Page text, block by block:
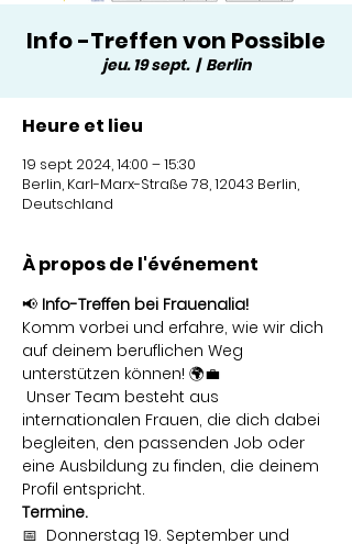
Info -Treffen von Possible
jeu. 19 sept.
  |
Berlin
Heure et lieu
19 sept. 2024, 14:00 – 15:30
Berlin, Karl-Marx-Straße 78, 12043 Berlin,
Deutschland
À propos de l'événement
📢 Info-Treffen bei Frauenalia!
Komm vorbei und erfahre, wie wir dich
auf deinem beruflichen Weg
unterstützen können! 🌍💼
Unser Team besteht aus
internationalen Frauen, die dich dabei
begleiten, den passenden Job oder
eine Ausbildung zu finden, die deinem
Profil entspricht.
Termine.
📅 Donnerstag 19. September und